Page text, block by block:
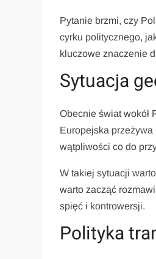
Pytanie brzmi, czy
cyrku politycznego,
kluczowe znaczenie
Sytuacja
Obecnie świat wokół
Europejska
wątpliwości co do
W takiej sytuacji
warto zacząć
spięć i kontrowersji.
Polityka